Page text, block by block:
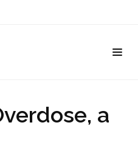
a